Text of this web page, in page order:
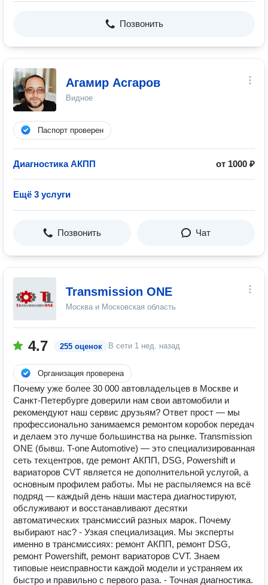
Позвонить
Агамир Асгаров
Видное
Паспорт проверен
Диагностика АКПП от 1000 ₽
Ещё 3 услуги
Позвонить Чат
Transmission ONE
Москва и Московская область
4.7 255 оценок В сети 1 нед. назад
Организация проверена
Почему уже более 30 000 автовладельцев в Москве и
Санкт-Петербурге доверили нам свои автомобили и
рекомендуют наш сервис друзьям? Ответ прост — мы
профессионально занимаемся ремонтом коробок передач
и делаем это лучше большинства на рынке. Transmission
ONE (бывш. T-one Automotive) — это специализированная
сеть техцентров, где ремонт АКПП, DSG, Powershift и
вариаторов CVT является не дополнительной услугой, а
основным профилем работы. Мы не распыляемся на всё
подряд — каждый день наши мастера диагностируют,
обслуживают и восстанавливают десятки
автоматических трансмиссий разных марок. Почему
выбирают нас? - Узкая специализация. Мы эксперты
именно в трансмиссиях: ремонт АКПП, ремонт DSG,
ремонт Powershift, ремонт вариаторов CVT. Знаем
типовые неисправности каждой модели и устраняем их
быстро и правильно с первого раза. - Точная диагностика.